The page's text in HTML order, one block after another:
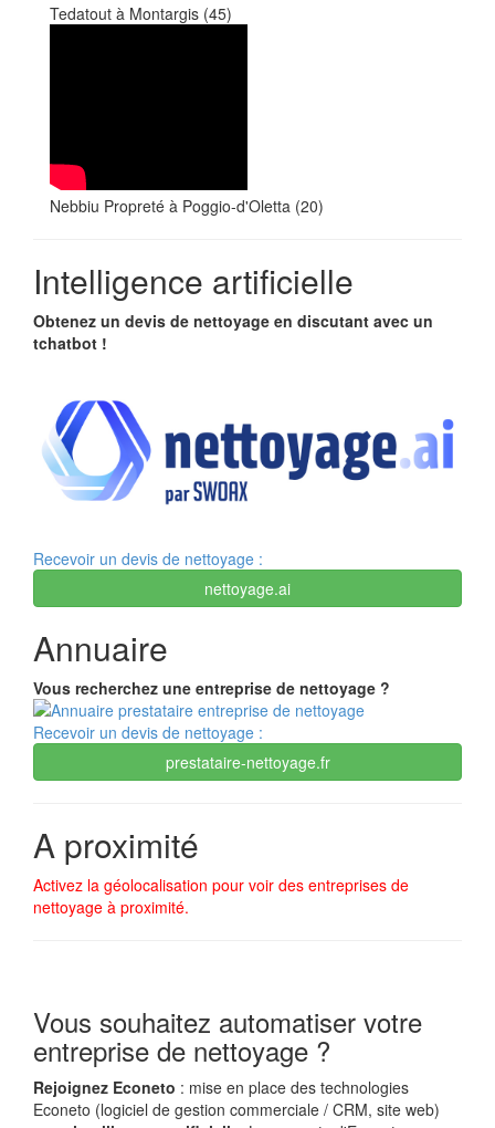
Tedatout à Montargis (45)
Nebbiu Propreté à Poggio-d'Oletta (20)
Intelligence artificielle
Obtenez un devis de nettoyage en discutant avec un
tchatbot !
Recevoir un devis de nettoyage :
nettoyage.ai
Annuaire
Vous recherchez une entreprise de nettoyage ?
Recevoir un devis de nettoyage :
prestataire-nettoyage.fr
A proximité
Activez la géolocalisation pour voir des entreprises de
nettoyage à proximité.
Vous souhaitez automatiser votre
entreprise de nettoyage ?
Rejoignez Econeto : mise en place des technologies
Econeto (logiciel de gestion commerciale / CRM, site web)